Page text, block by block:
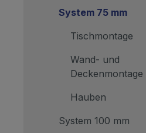
System 75 mm
Tischmontage
Wand- und
Deckenmontage
Hauben
System 100 mm